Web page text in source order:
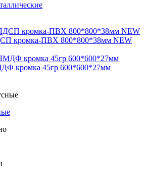
кромка-ПВХ 800*800*38мм NEW
кромка 45гр 600*600*27мм